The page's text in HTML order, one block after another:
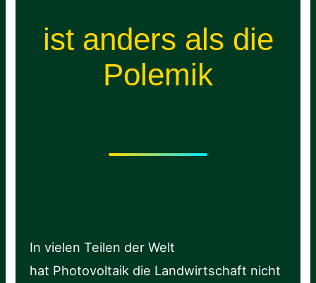
ist anders als die
Polemik
In vielen Teilen der Welt
hat Photovoltaik die Landwirtschaft nicht